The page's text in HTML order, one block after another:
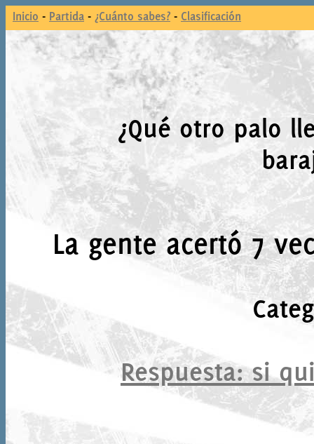
Inicio - Partida - ¿Cuánto sabes? - Clasificación
¿Qué otro palo
La gente acertó 7
Respuesta: si